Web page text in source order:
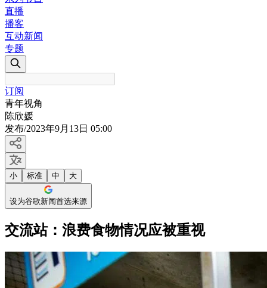
直播
播客
互动新闻
专题
订阅
青年视角
陈欣媛
发布/2023年9月13日 05:00
小 标准 中 大
设为谷歌新闻首选来源
交流站：浪费食物情况应被重视